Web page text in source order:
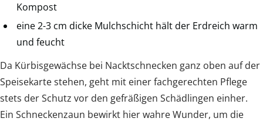
Kompost
eine 2-3 cm dicke Mulchschicht hält der Erdreich warm
und feucht
Da Kürbisgewächse bei Nacktschnecken ganz oben auf der
Speisekarte stehen, geht mit einer fachgerechten Pflege
stets der Schutz vor den gefräßigen Schädlingen einher.
Ein Schneckenzaun bewirkt hier wahre Wunder, um die